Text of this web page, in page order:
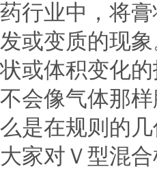
药行业中，将
发或变质的现
状或体积变化
不会像气体那
么是在规则的
大家对Ｖ型混